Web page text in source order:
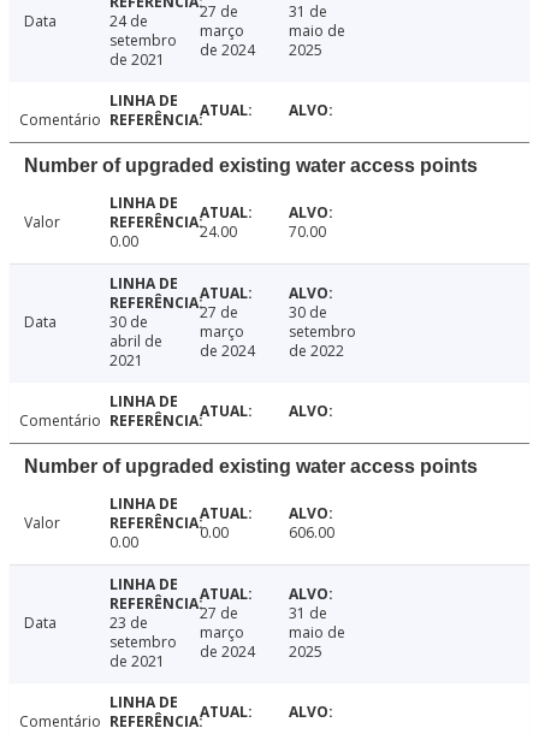
Data
24 de
setembro
de 2021
27 de
março
de 2024
31 de
maio de
2025
Comentário
Number of upgraded existing water access points
Valor
0.00
24.00 70.00
Data
30 de
abril de
2021
27 de
março
de 2024
30 de
setembro
de 2022
Comentário
Number of upgraded existing water access points
Valor
0.00
0.00 606.00
Data
23 de
setembro
de 2021
27 de
março
de 2024
31 de
maio de
2025
Comentário